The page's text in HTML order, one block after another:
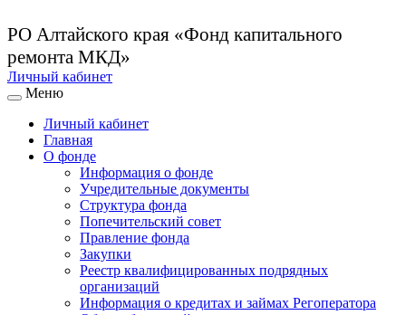
РО Алтайского края «Фонд капитального
ремонта МКД»
Личный кабинет
Меню
Личный кабинет
Главная
О фонде
Информация о фонде
Учредительные документы
Структура фонда
Попечительский совет
Правление фонда
Закупки
Реестр квалифицированных подрядных
организаций
Информация о кредитах и займах Регоператора